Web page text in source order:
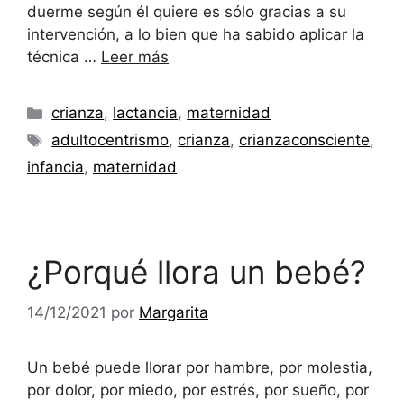
duerme según él quiere es sólo gracias a su
intervención, a lo bien que ha sabido aplicar la
técnica … Leer más
Categorías
crianza, lactancia, maternidad
Etiquetas
adultocentrismo,crianza,crianzaconsciente,
infancia, maternidad
¿Porqué llora un bebé?
14/12/2021 por Margarita
Un bebé puede llorar por hambre, por molestia,
por dolor, por miedo, por estrés, por sueño, por